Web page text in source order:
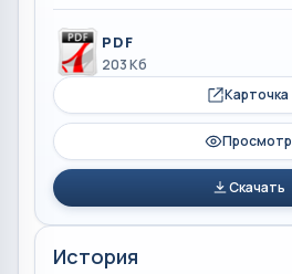
PDF
203 Кб
Карточка
Просмотр
Скачать
История